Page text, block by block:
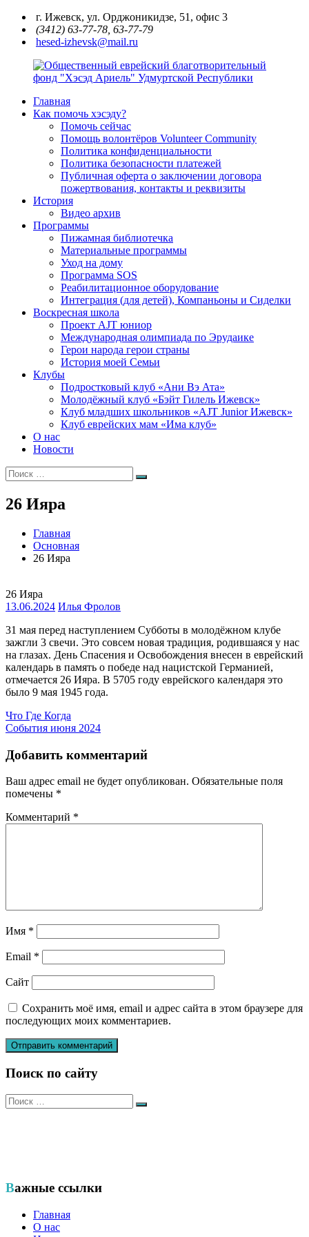
Перейти
содержимому
г. Ижевск, ул. Орджоникидзе, 51, офис 3
(3412) 63-77-78, 63-77-79
hesed-izhevsk@mail.ru
Общественный
еврейский
благотворительный
Удмуртской
Республики
Главная
Как помочь хэсэду?
Помочь сейчас
Помощь волонтёров Volunteer Community
Политика конфиденциальности
Политика безопасности платежей
Публичная оферта о заключении договора
пожертвования, контакты и реквизиты
История
Видео архив
Программы
Пижамная библиотечка
Материальные программы
Уход на дому
Программа SOS
Реабилитационное оборудование
Интеграция (для детей), Компаньоны и Сиделки
Воскресная школа
Проект AJT юниор
Международная олимпиада по Эрудаике
Герои народа герои страны
История моей Семьи
Клубы
Подростковый клуб «Ани Вэ Ата»
Молодёжный клуб «Бэйт Гилель Ижевск»
Клуб младших школьников «AJT Junior Ижевск»
Клуб еврейских мам «Има клуб»
О нас
Новости
Искать:
Поиск
26 Ияра
Главная
Основная
26 Ияра
26 Ияра
13.06.2024 Илья Фролов
31 мая перед наступлением Субботы в молодёжном клубе
зажгли 3 свечи. Это совсем новая традиция, родившаяся у нас
на глазах. День Спасения и Освобождения внесен в еврейский
календарь в память о победе над нацистской Германией,
отмечается 26 Ияра. В 5705 году еврейского календаря это
было 9 мая 1945 года.
Навигация
по
записям
Что Где Когда
События июня 2024
Добавить комментарий
Ваш адрес email не будет опубликован. Обязательные поля
помечены *
Комментарий *
Имя *
Email *
Сайт
Сохранить моё имя, email и адрес сайта в этом браузере для
последующих моих комментариев.
Поиск по сайту
Искать:
Поиск
Важные ссылки
Главная
О нас